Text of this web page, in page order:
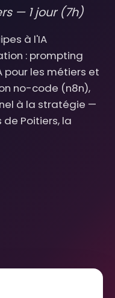
— 1 jour (7h)
à l'IA
: prompting
pour les métiers et
no-code (n8n),
à la stratégie —
Poitiers, la